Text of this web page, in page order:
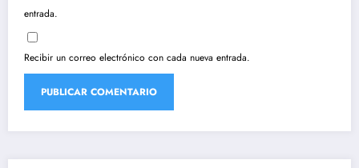
entrada.
Recibir un correo electrónico con cada nueva entrada.